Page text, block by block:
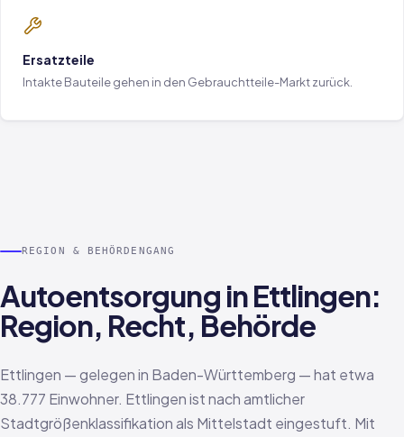
Ersatzteile
Intakte Bauteile gehen in den Gebrauchtteile-Markt zurück.
REGION & BEHÖRDENGANG
Autoentsorgung in Ettlingen:
Region, Recht, Behörde
Ettlingen — gelegen in Baden-Württemberg — hat etwa
38.777 Einwohner. Ettlingen ist nach amtlicher
Stadtgrößenklassifikation als Mittelstadt eingestuft. Mit